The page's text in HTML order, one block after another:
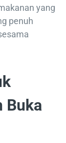
yang
penuh
Buka